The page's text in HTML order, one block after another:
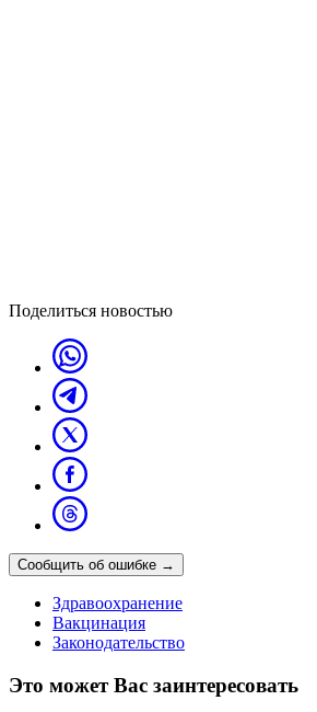
Поделиться новостью
Сообщить об ошибке →
Здравоохранение
Вакцинация
Законодательство
Это может Вас заинтересовать